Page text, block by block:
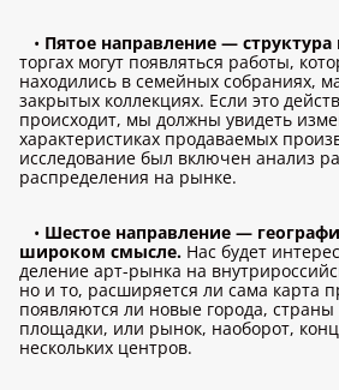
• Пятое направление —
торгах могут появляться работы,
находились в семейных собраниях,
закрытых коллекциях. Если это
происходит, мы должны увидеть
характеристиках продаваемых
исследование был включен анализ
распределения на рынке.
• Шестое направление —
широком смысле. Нас будет
деление арт-рынка на
но и то, расширяется ли сама карта
появляются ли новые города,
площадки, или рынок, наоборот,
нескольких центров.